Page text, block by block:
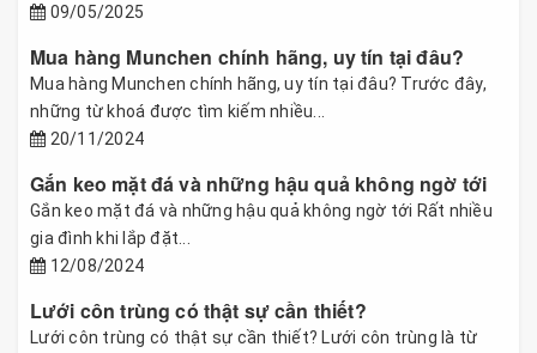
09/05/2025
Mua hàng Munchen chính hãng, uy tín tại đâu?
Mua hàng Munchen chính hãng, uy tín tại đâu? Trước đây,
những từ khoá được tìm kiếm nhiều...
20/11/2024
Gắn keo mặt đá và những hậu quả không ngờ tới
Gắn keo mặt đá và những hậu quả không ngờ tới Rất nhiều
gia đình khi lắp đặt...
12/08/2024
Lưới côn trùng có thật sự cần thiết?
Lưới côn trùng có thật sự cần thiết? Lưới côn trùng là từ